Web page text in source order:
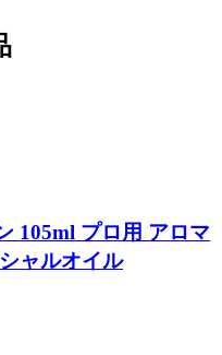
105ml プロ用 アロマ
ャルオイル